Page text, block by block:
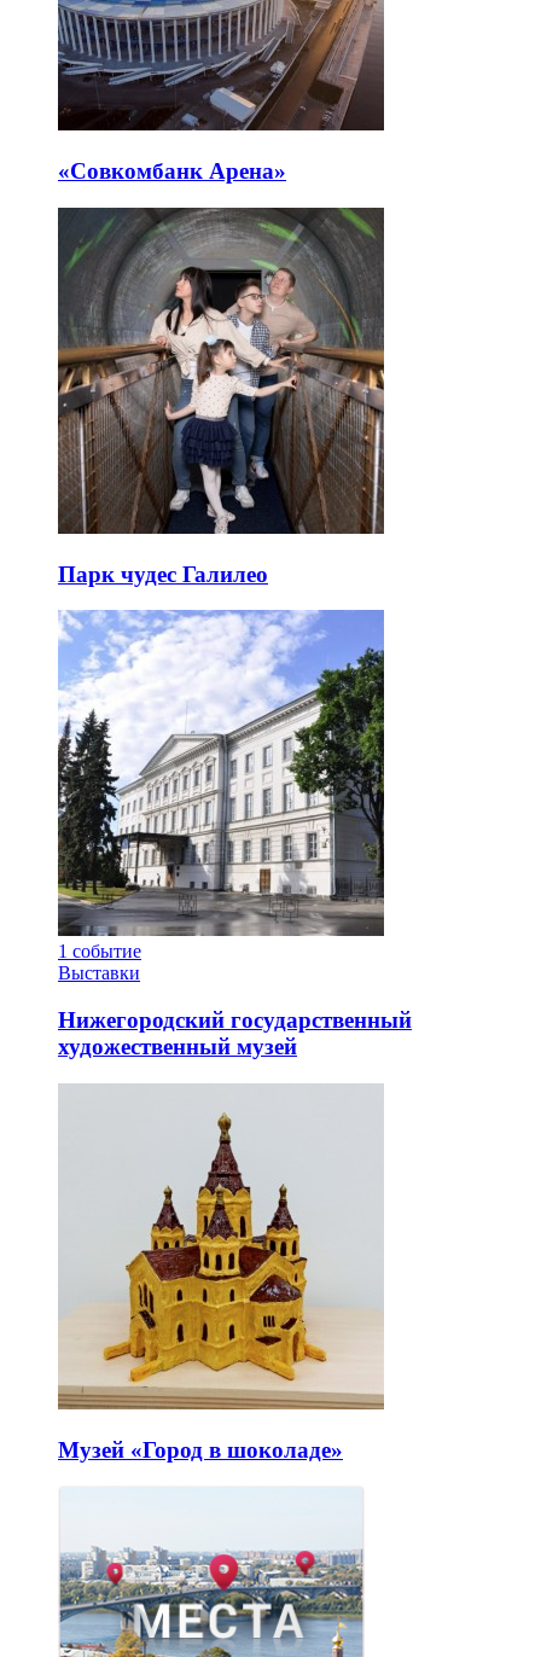
«Совкомбанк Арена⁠»
Парк чудес Галилео
1 событие
Выставки
Нижегородский государственный
художественный музей
Музей «Город в шоколаде»